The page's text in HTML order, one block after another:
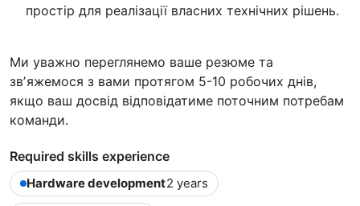
простір для реалізації власних технічних рішень.
Ми уважно переглянемо ваше резюме та
звʼяжемося з вами протягом 5-10 робочих днів,
якщо ваш досвід відповідатиме поточним потребам
команди.
Required skills experience
Hardware development2 years